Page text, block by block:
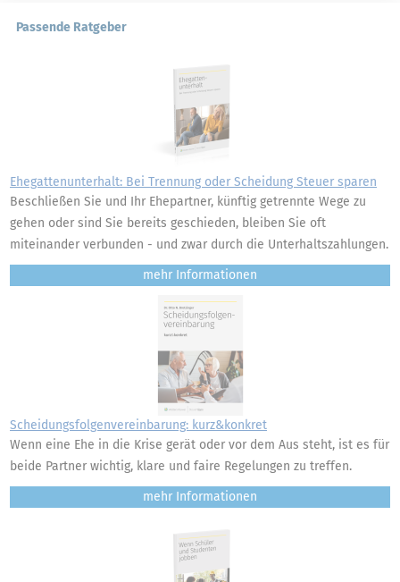
Passende Ratgeber
Ehegattenunterhalt: Bei Trennung oder Scheidung Steuer sparen
Beschließen Sie und Ihr Ehepartner, künftig getrennte Wege zu
gehen oder sind Sie bereits geschieden, bleiben Sie oft
miteinander verbunden - und zwar durch die Unterhaltszahlungen.
mehr
Scheidungsfolgenvereinbarung: kurz&konkret
Wenn eine Ehe in die Krise gerät oder vor dem Aus steht, ist es für
beide Partner wichtig, klare und faire Regelungen zu treffen.
mehr